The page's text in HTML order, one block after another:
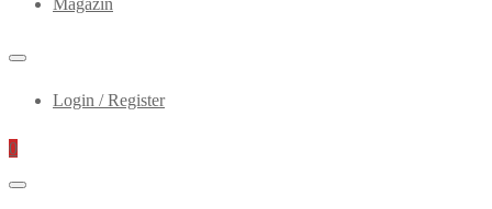
Magazin
Login / Register
0